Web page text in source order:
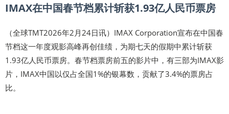
IMAX在中国春节档累计斩获1.93亿人民币票房
（全球TMT2026年2月24日讯）IMAX Corporation宣布在中国春
节档这一年度观影高峰再创佳绩，为期七天的假期中累计斩获
1.93亿人民币票房。春节档票房前五的影片中，有三部为IMAX影
片，IMAX中国以仅占全国1%的银幕数，贡献了3.4%的票房占
比。